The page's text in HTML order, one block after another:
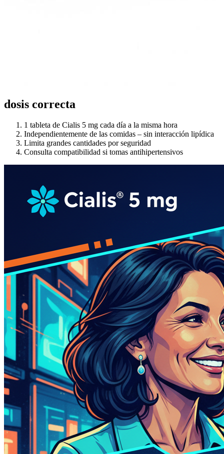
dosis correcta
1 tableta de Cialis 5 mg cada día a la misma hora
Independientemente de las comidas – sin interacción lipídica
Limita grandes cantidades por seguridad
Consulta compatibilidad si tomas antihipertensivos